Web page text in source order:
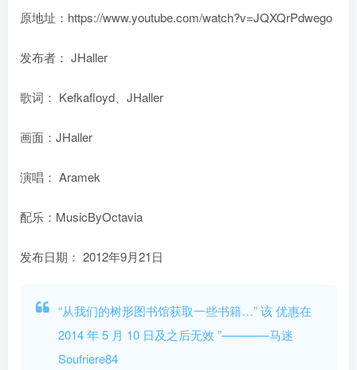
原地址：https://www.youtube.com/watch?v=JQXQrPdwego
发布者： JHaller
歌词： Kefkafloyd、JHaller
画面：JHaller
演唱： Aramek
配乐：MusicByOctavia
发布日期： 2012年9月21日
“从我们的树形图书馆获取一些书籍…” 该优惠在
2014 年 5 月 10 日及之后无效 ”————马迷
Soufriere84